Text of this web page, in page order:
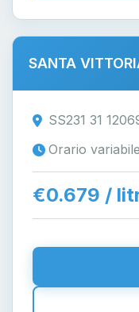
SANTA
SS231 31
Orario variabile
€0.679 /